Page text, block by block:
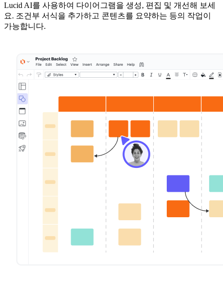
Lucid AI를 사용하여 다이어그램을 생성, 편집 및 개선해 보세
요. 조건부 서식을 추가하고 콘텐츠를 요약하는 등의 작업이
가능합니다.